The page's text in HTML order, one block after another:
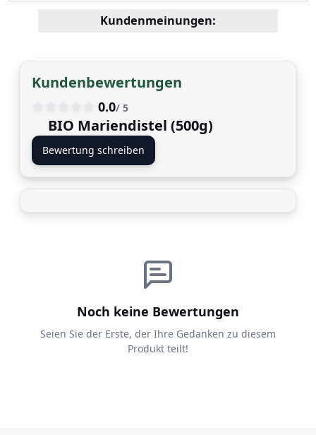
Kundenmeinungen:
Kundenbewertungen
0.0/ 5
BIO Mariendistel (500g)
Bewertung schreiben
Noch keine Bewertungen
Seien Sie der Erste, der Ihre Gedanken zu diesem
Produkt teilt!